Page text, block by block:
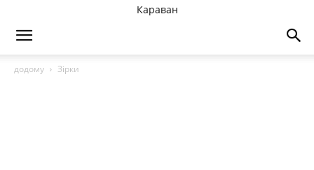
Караван
додому Зірки